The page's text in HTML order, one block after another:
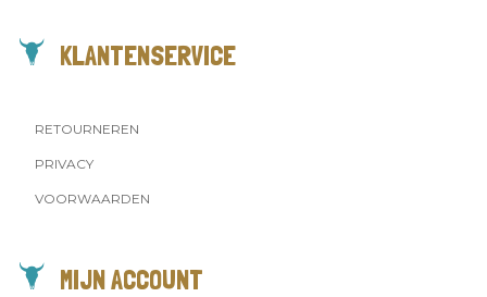
KLANTENSERVICE
RETOURNEREN
PRIVACY
VOORWAARDEN
MIJN ACCOUNT